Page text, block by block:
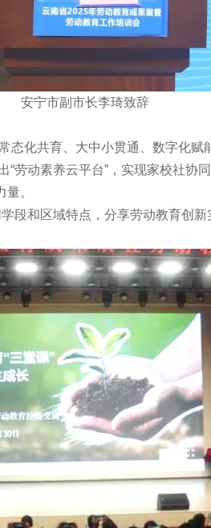
安宁市副市长李琦致辞
态化共育、大中小贯通、数字化赋
劳动素养云平台”，实现家校社协
。
段和区域特点，分享劳动教育创新